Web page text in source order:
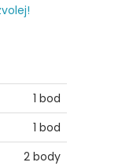
1 bod
1 bod
2 body